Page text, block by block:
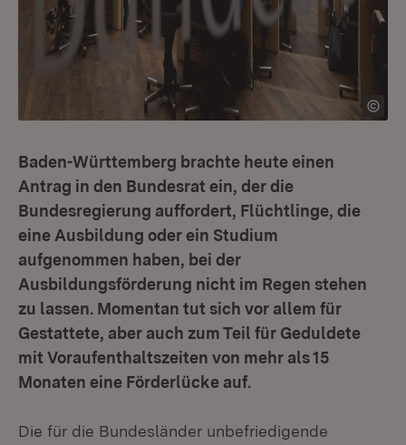
Baden-Württemberg brachte heute einen
Antrag in den Bundesrat ein, der die
Bundesregierung auffordert, Flüchtlinge, die
eine Ausbildung oder ein Studium
aufgenommen haben, bei der
Ausbildungsförderung nicht im Regen stehen
zu lassen. Momentan tut sich vor allem für
Gestattete, aber auch zum Teil für Geduldete
mit Voraufenthaltszeiten von mehr als 15
Monaten eine Förderlücke auf.
Die für die Bundesländer unbefriedigende